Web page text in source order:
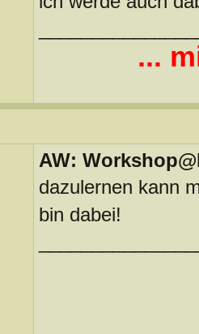
...
AW:
dazulernen kann
bin dabei!